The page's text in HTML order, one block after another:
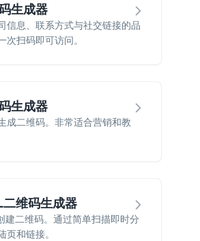
生成器
信息、联系方式与社交链接的品
次扫码即可访问。
生成器
成二维码。非常适合营销和教
维码生成器
建二维码。通过简单扫描即时分
页和链接。